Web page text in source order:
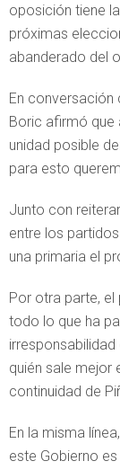
oposición tiene
próximas
abanderado del
En conversación
Boric afirmó que
unidad posible
para esto
Junto con
entre los
una primaria el
Por otra parte, el
todo lo que ha
quién sale mejor
continuidad de
En la misma
este Gobierno